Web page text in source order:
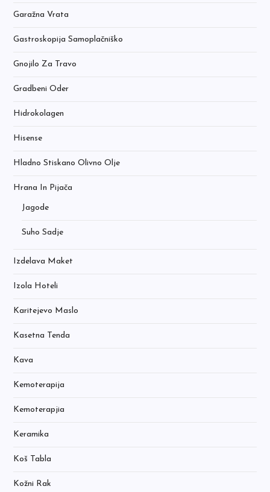
Garažna Vrata
Gastroskopija Samoplačniško
Gnojilo Za Travo
Gradbeni Oder
Hidrokolagen
Hisense
Hladno Stiskano Olivno Olje
Hrana In Pijača
Jagode
Suho Sadje
Izdelava Maket
Izola Hoteli
Karitejevo Maslo
Kasetna Tenda
Kava
Kemoterapija
Kemoterapjia
Keramika
Koš Tabla
Kožni Rak